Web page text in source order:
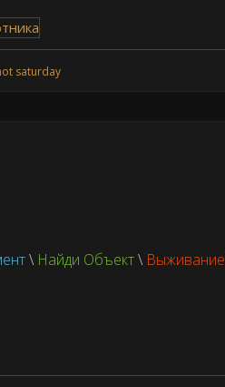
saturday
\ Найди Объект\ Выживание